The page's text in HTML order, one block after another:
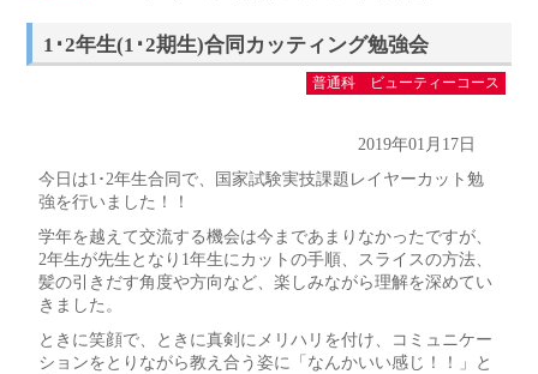
1･2年生(1･2期生)合同カッティング勉強会
普通科 ビューティーコース
2019年01月17日
今日は1･2年生合同で、国家試験実技課題レイヤーカット勉
強を行いました！！
学年を越えて交流する機会は今まであまりなかったですが、
2年生が先生となり1年生にカットの手順、スライスの方法、
髪の引きだす角度や方向など、楽しみながら理解を深めてい
きました。
ときに笑顔で、ときに真剣にメリハリを付け、コミュニケー
ションをとりながら教え合う姿に「なんかいい感じ！！」と